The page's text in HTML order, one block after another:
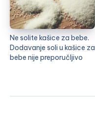
Ne solite kašice za bebe.
Dodavanje soli u kašice za
bebe nije preporučljivo